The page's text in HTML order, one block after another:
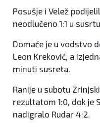
Posušje i Velež
neodlučeno 1:1 u
Domaće je u vodstvo
Leon Kreković, a
minuti susreta.
Ranije u subotu
rezultatom 1:0, dok je
nadigralo Rudar 4:2.